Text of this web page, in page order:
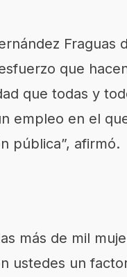
Fraguas
que
que todas y
empleo en el
pública”, afirmó.
más de mil
ustedes un